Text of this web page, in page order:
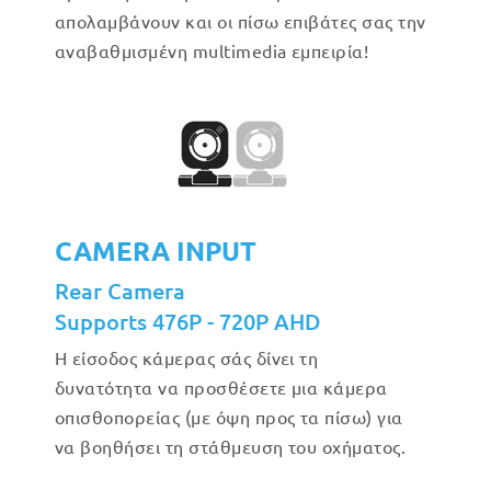
απολαμβάνουν και οι πίσω επιβάτες σας την
αναβαθμισμένη multimedia εμπειρία!
CAMERA INPUT
Rear Camera
Supports 476P - 720P AHD
Η είσοδος κάμερας σάς δίνει τη
δυνατότητα να προσθέσετε μια κάμερα
οπισθοπορείας (με όψη προς τα πίσω) για
να βοηθήσει τη στάθμευση του οχήματος.